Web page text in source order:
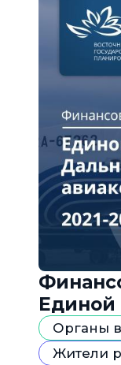
Единой
Органы
Жители